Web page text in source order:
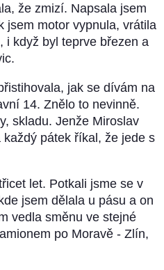
že zmizí. Napsala jsem
jsem motor vypnula, vrátila
i když byl teprve březen a
jak se dívám na
14. Znělo to nevinně.
skladu. Jenže Miroslav
pátek říkal, že jede s
let. Potkali jsme se v
jsem dělala u pásu a on
vedla směnu ve stejné
po Moravě - Zlín,